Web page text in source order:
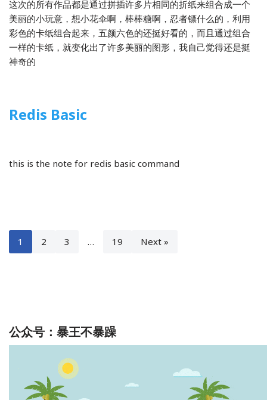
这次的所有作品都是通过拼插许多片相同的折纸来组合成一个
美丽的小玩意，想小花伞啊，棒棒糖啊，忍者镖什么的，利用
彩色的卡纸组合起来，五颜六色的还挺好看的，而且通过组合
一样的卡纸，就变化出了许多美丽的图形，我自己觉得还是挺
神奇的
Redis Basic
this is the note for redis basic command
1 2 3 … 19 Next »
公众号：暴王不暴躁